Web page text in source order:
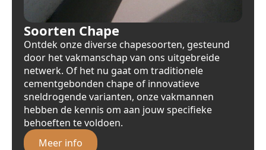
Soorten Chape
Ontdek onze diverse chapesoorten, gesteund
door het vakmanschap van ons uitgebreide
netwerk. Of het nu gaat om traditionele
cementgebonden chape of innovatieve
sneldrogende varianten, onze vakmannen
hebben de kennis om aan jouw specifieke
behoeften te voldoen.
Meer info